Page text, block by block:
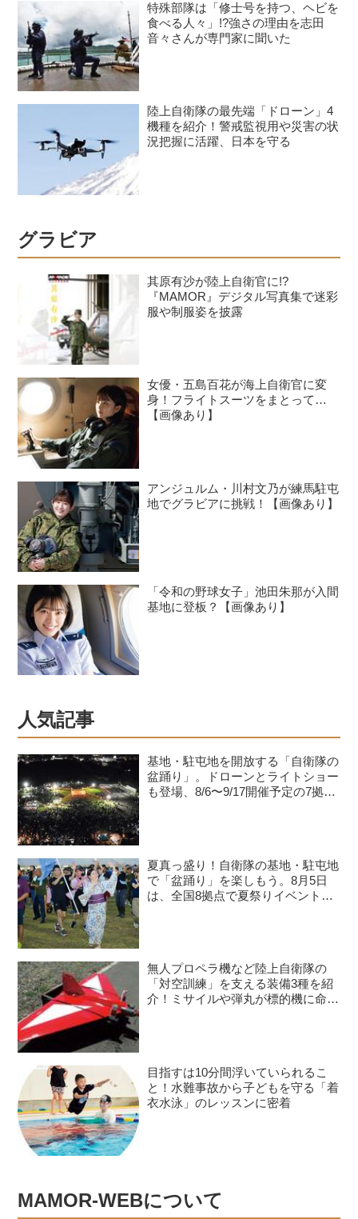
特殊部隊は「修士号を持つ、ヘビを
食べる人々」!?強さの理由を志田
音々さんが専門家に聞いた
陸上自衛隊の最先端「ドローン」4
機種を紹介！警戒監視用や災害の状
況把握に活躍、日本を守る
グラビア
其原有沙が陸上自衛官に!?
『MAMOR』デジタル写真集で迷彩
服や制服姿を披露
女優・五島百花が海上自衛官に変
身！フライトスーツをまとって…
【画像あり】
アンジュルム・川村文乃が練馬駐屯
地でグラビアに挑戦！【画像あり】
「令和の野球女子」池田朱那が入間
基地に登板？【画像あり】
人気記事
基地・駐屯地を開放する「自衛隊の
盆踊り」。ドローンとライトショー
も登場、8/6〜9/17開催予定の7拠点
夏真っ盛り！自衛隊の基地・駐屯地
で「盆踊り」を楽しもう。8月5日
は、全国8拠点で夏祭りイベントが
無人プロペラ機など陸上自衛隊の
「対空訓練」を支える装備3種を紹
介！ミサイルや弾丸が標的機に命中
目指すは10分間浮いていられるこ
と！水難事故から子どもを守る「着
衣水泳」のレッスンに密着
MAMOR-WEBについて